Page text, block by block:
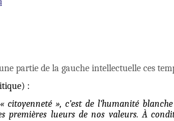
partie de la gauche intellectuelle ces
:
», c’est de l’humanité
premières lueurs de nos valeurs. À